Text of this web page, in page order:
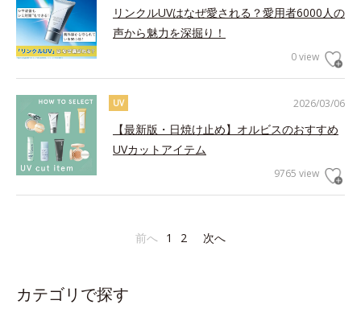
リンクルUVはなぜ愛される？愛用者6000人の
声から魅力を深掘り！
0 view
2026/03/06
UV
【最新版・日焼け止め】オルビスのおすすめ
UVカットアイテム
9765 view
前へ 1 2 次へ
カテゴリで探す